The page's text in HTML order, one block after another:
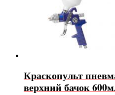
Краскопульт
верхний бачок